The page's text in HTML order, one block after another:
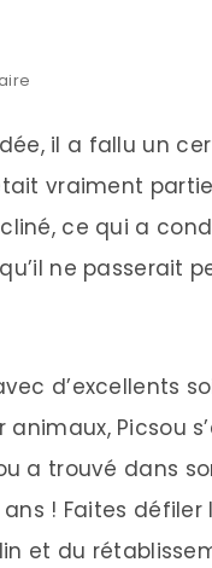
il a fallu un
vraiment
ce qui a
ne passerait
d’excellents
Picsou
a trouvé dans
! Faites
et du